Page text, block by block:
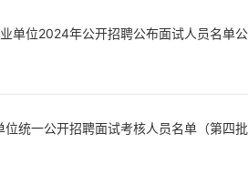
单位2024年公开招聘公布面试人员名单
统一公开招聘面试考核人员名单（第四批